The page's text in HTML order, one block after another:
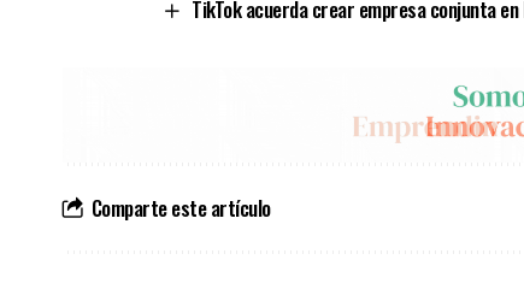
TikTok acuerda crear empresa conjunta
Comparte este artículo